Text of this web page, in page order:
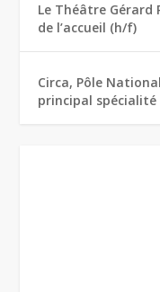
Le Théâtre Gérard
de l’accueil (h/f)
Circa, Pôle
principal